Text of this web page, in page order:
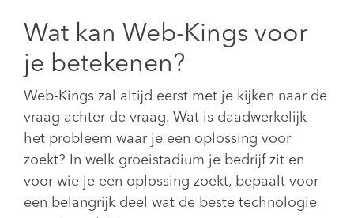
Wat kan Web-Kings voor
je betekenen?
Web-Kings zal altijd eerst met je kijken naar de
vraag achter de vraag. Wat is daadwerkelijk
het probleem waar je een oplossing voor
zoekt? In welk groeistadium je bedrijf zit en
voor wie je een oplossing zoekt, bepaalt voor
een belangrijk deel wat de beste technologie